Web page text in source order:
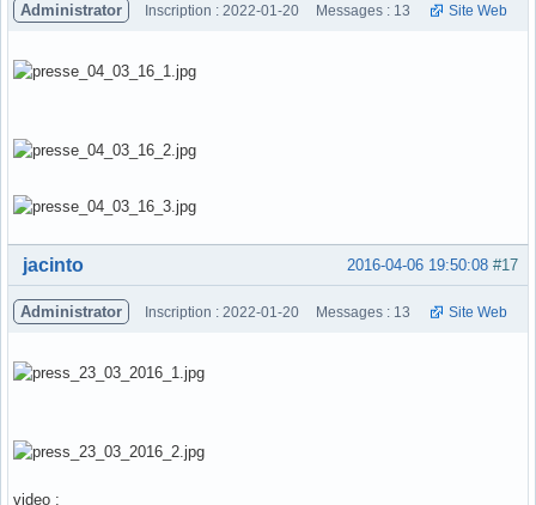
Administrator Inscription : 2022-01-20 Messages : 13 Site Web
Hors ligne #17
2016-04-06 19:50:08
jacinto
Administrator Inscription : 2022-01-20 Messages : 13 Site Web
video :